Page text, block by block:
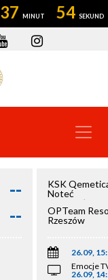
37 54
--
--
KSK
Noteć
Inowrocław
OPTeam
Rzeszów
26.09,
Emocje
26.09,